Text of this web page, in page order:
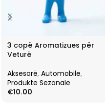
3 copë Aromatizues për
Veturë
Aksesorë, Automobile,
Produkte Sezonale
€10.00